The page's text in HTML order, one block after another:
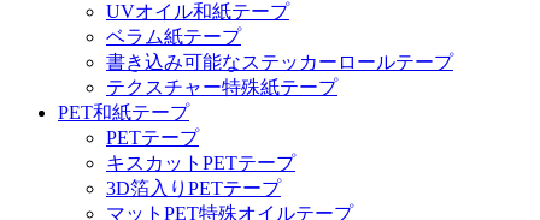
UVオイル和紙テープ
ベラム紙テープ
書き込み可能なステッカーロールテープ
テクスチャー特殊紙テープ
PET和紙テープ
PETテープ
キスカットPETテープ
3D箔入りPETテープ
マットPET特殊オイルテープ